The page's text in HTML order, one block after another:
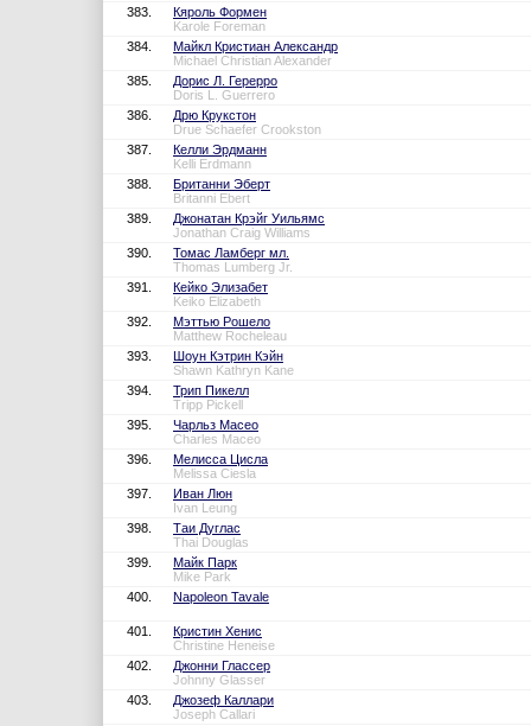
383.
Кяроль Формен
Karole Foreman
384.
Майкл Кристиан Александр
Michael Christian Alexander
385.
Дорис Л. Герерро
Doris L. Guerrero
386.
Дрю Крукстон
Drue Schaefer Crookston
387.
Келли Эрдманн
Kelli Erdmann
388.
Британни Эберт
Britanni Ebert
389.
Джонатан Крэйг Уильямс
Jonathan Craig Williams
390.
Томас Ламберг мл.
Thomas Lumberg Jr.
391.
Кейко Элизабет
Keiko Elizabeth
392.
Мэттью Рошело
Matthew Rocheleau
393.
Шоун Кэтрин Кэйн
Shawn Kathryn Kane
394.
Трип Пикелл
Tripp Pickell
395.
Чарльз Масео
Charles Maceo
396.
Мелисса Цисла
Melissa Ciesla
397.
Иван Люн
Ivan Leung
398.
Таи Дуглас
Thai Douglas
399.
Майк Парк
Mike Park
400.
Napoleon Tavale
401.
Кристин Хенис
Christine Heneise
402.
Джонни Глассер
Johnny Glasser
403.
Джозеф Каллари
Joseph Callari